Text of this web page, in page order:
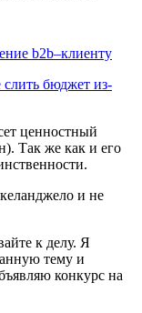
b2b–клиенту
бюджет из-
ценностный
Так же как и его
и не
к делу. Я
тему и
конкурс на